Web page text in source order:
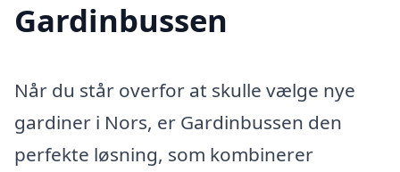
Gardinbussen
Når du står overfor at skulle vælge nye
gardiner i Nors, er Gardinbussen den
perfekte løsning, som kombinerer